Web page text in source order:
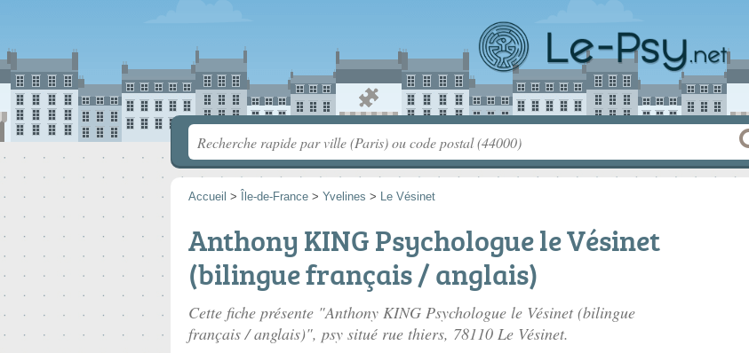
Accueil > Île-de-France > Yvelines > Le Vésinet
Anthony KING Psychologue le Vésinet
(bilingue français / anglais)
Cette fiche présente "Anthony KING Psychologue le Vésinet (bilingue
français / anglais)", psy situé rue thiers, 78110 Le Vésinet.